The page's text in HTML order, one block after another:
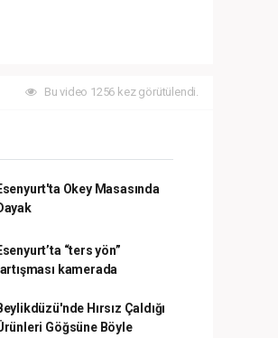
Bu video 1256 kez görütülendi.
Okey Masasında
“ters yön”
kamerada
Hırsız Çaldığı
Göğsüne Böyle